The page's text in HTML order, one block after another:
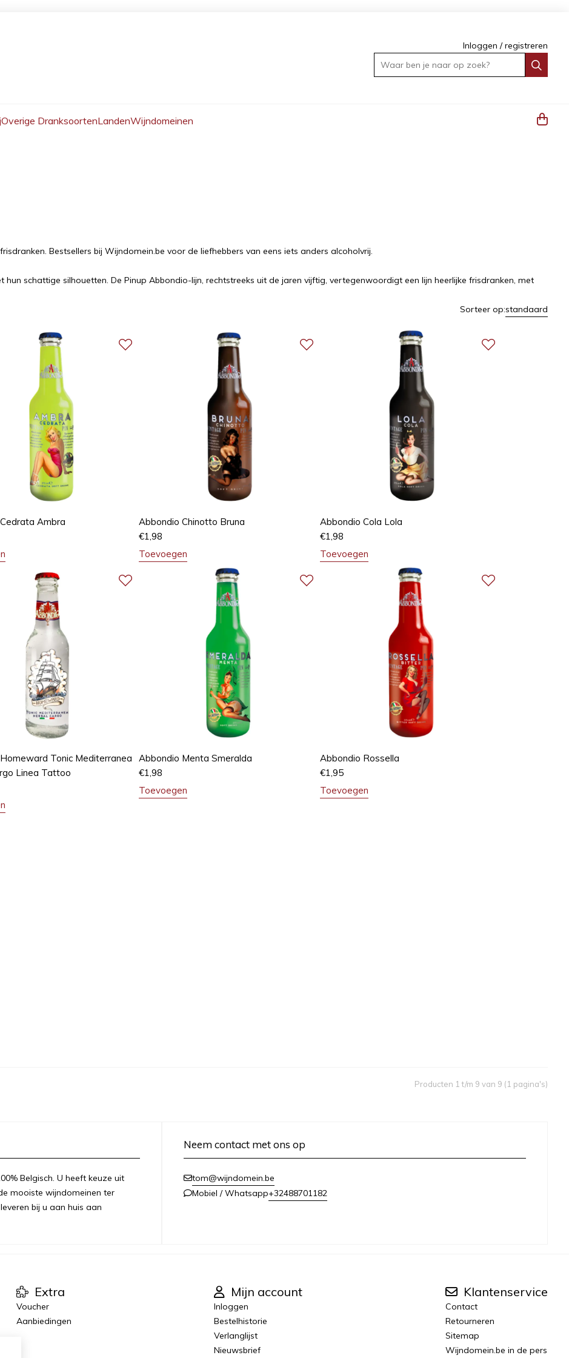
Inloggen /registreren
Waar ben je naar op zoek?
Overige DranksoortenLandenWijndomeinen
Bestsellers bij Wijndomein.be voor de liefhebbers van eens iets anders alcoholvrij.
schattige silhouetten. De Pinup Abbondio-lijn, rechtstreeks uit de jaren vijftig, vertegenwoordigt een lijn heerlijke frisdranken, met
Sorteer op:standaard
Ambra
Abbondio Chinotto Bruna
€1,98
Toevoegen
Abbondio Cola Lola
€1,98
Toevoegen
Tonic Mediterranea
Linea Tattoo
Abbondio Menta Smeralda
€1,98
Toevoegen
Abbondio Rossella
€1,95
Toevoegen
Producten 1 t/m 9 van 9 (1 pagina's)
Belgisch. U heeft keuze uit
mooiste wijndomeinen ter
bij u aan huis aan
Neem contact met ons op
tom@wijndomein.be
Mobiel / Whatsapp+32488701182
Extra
Voucher
Aanbiedingen
Mijn account
Inloggen
Bestelhistorie
Verlanglijst
Nieuwsbrief
Klantenservice
Contact
Retourneren
Sitemap
Wijndomein.be in de pers